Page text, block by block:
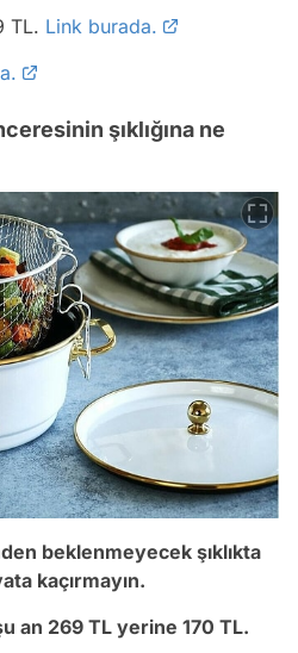
TL. Link burada.
şıklığına ne
beklenmeyecek şıklıkta
kaçırmayın.
an 269 TL yerine 170 TL.